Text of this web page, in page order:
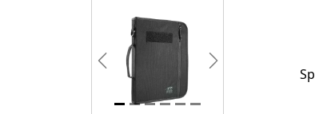
Previous Next